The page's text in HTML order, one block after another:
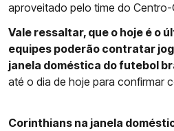
aproveitado pelo time do Centro-
Vale ressaltar, que o hoje é o
equipes poderão contratar
janela doméstica do futebol
até o dia de hoje para confirmar
Corinthians na janela